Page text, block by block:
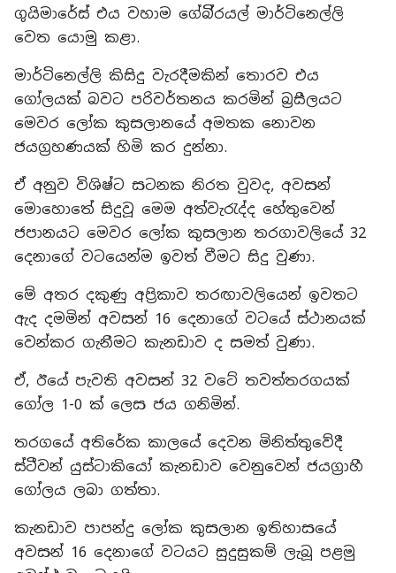
ගුයිමාරේස් එය වහාම ගේබි්‍රයල් මාර්ටිනෙල්ලි
වෙත යොමු කළා.
මාර්ටිනෙල්ලි කිසිදු වැරදීමකින් තොරව එය
ගෝලයක් බවට පරිවර්තනය කරමින් බ්‍රසීලයට
මෙවර ලෝක කුසලානයේ අමතක නොවන
ජයග්‍රහණයක් හිමි කර දුන්නා.
ඒ අනුව විශිෂ්ට සටනක නිරත වුවද, අවසන්
මොහොතේ සිදුවූ මෙම අත්වැරැද්ද හේතුවෙන්
ජපානයට මෙවර ලෝක කුසලාන තරගාවලියේ 32
දෙනාගේ වටයෙන්ම ඉවත් වීමට සිදු වුණා.
මේ අතර දකුණු අප්‍රිකාව තරඟාවලියෙන් ඉවතට
ඇද දමමින් අවසන් 16 දෙනාගේ වටයේ ස්ථානයක්
වෙන්කර ගැනීමට කැනඩාව ද සමත් වුණා.
ඒ, ඊයේ පැවති අවසන් 32 වටේ තවත්තරගයක්
ගෝල 1-0 ක් ලෙස ජය ගනිමින්.
තරගයේ අතිරේක කාලයේ දෙවන මිනිත්තුවේදී
ස්ටීවන් යුස්ටාකියෝ කැනඩාව වෙනුවෙන් ජයග්‍රාහී
ගෝලය ලබා ගත්තා.
කැනඩාව පාපන්දු ලෝක කුසලාන ඉතිහාසයේ
අවසන් 16 දෙනාගේ වටයට සුදුසුකම් ලැබූ පළමු